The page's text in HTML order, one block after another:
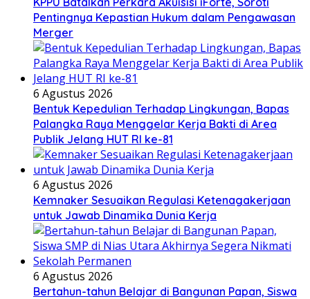
Pentingnya Kepastian Hukum dalam Pengawasan
Merger
6 Agustus 2026
Bentuk Kepedulian Terhadap Lingkungan, Bapas
Palangka Raya Menggelar Kerja Bakti di Area
Publik Jelang HUT RI ke-81
6 Agustus 2026
Kemnaker Sesuaikan Regulasi Ketenagakerjaan
untuk Jawab Dinamika Dunia Kerja
6 Agustus 2026
Bertahun-tahun Belajar di Bangunan Papan, Siswa